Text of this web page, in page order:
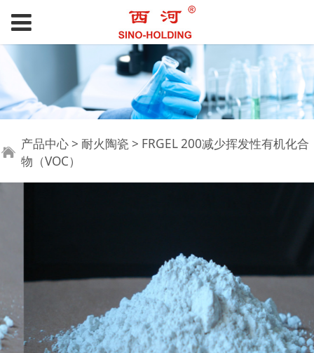
FRGEL 200减少挥发性
有机化合物（VOC）
产品中心 > 耐火陶瓷 > FRGEL 200减少挥发性有机化合
物（VOC）